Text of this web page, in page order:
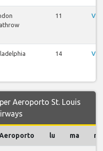
11
14
Aeroporto St. Louis
lu ma